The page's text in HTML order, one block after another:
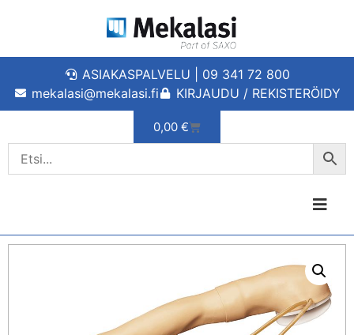
ASIAKASPALVELU | 09 341 72 800
mekalasi@mekalasi.fi
KIRJAUDU / REKISTERÖIDY
0,00 €